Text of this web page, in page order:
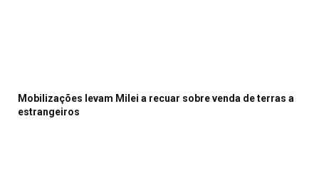
Mobilizações levam Milei a recuar sobre venda de terras a
estrangeiros